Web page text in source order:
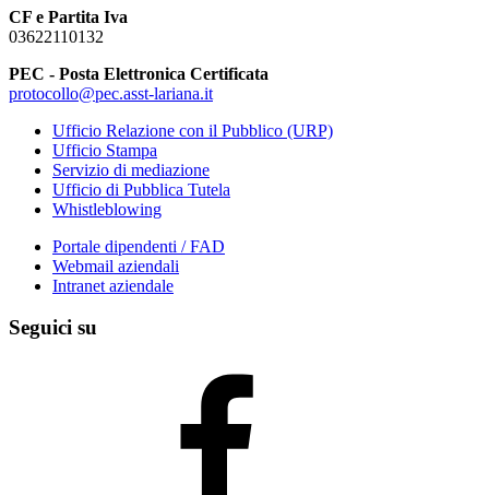
CF e Partita Iva
03622110132
PEC - Posta Elettronica Certificata
protocollo@pec.asst-lariana.it
Ufficio Relazione con il Pubblico (URP)
Ufficio Stampa
Servizio di mediazione
Ufficio di Pubblica Tutela
Whistleblowing
Portale dipendenti / FAD
Webmail aziendali
Intranet aziendale
Seguici su